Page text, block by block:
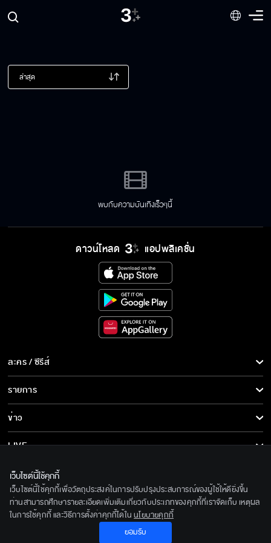
ล่าสุด
พบกับความบันเทิงเร็วๆนี้
ดาวน์โหลด แอปพลิเคชั่น
ละคร / ซีรีส์
ละคร/ซีรีส์
ซีรีส์นานาชาติ
การ์ตูน & เกม
รายการ
รายการทั้งหมด
ข่าว
ข่าวทั้งหมด
ข่าวประชาสัมพันธ์
LIVE
เกี่ยวกับเรา
BEC World
รู้จักเรา
ติดตามเราได้ที่
© 2020 Bangkok Entertainment Co.,Ltd. All Rights Reserved.
เว็บไซต์นี้ใช้คุกกี้
เว็บไซต์นี้ใช้คุกกี้เพื่อวัตถุประสงค์ในการปรับปรุงประสบการณ์ของผู้ใช้ให้ดียิ่งขึ้น
ท่านสามารถศึกษารายละเอียดเพิ่มเติมเกี่ยวกับประเภทของคุกกี้ที่เราจัดเก็บ เหตุผล
ในการใช้คุกกี้ และวิธีการตั้งค่าคุกกี้ได้ใน นโยบายคุกกี้
ยอมรับ